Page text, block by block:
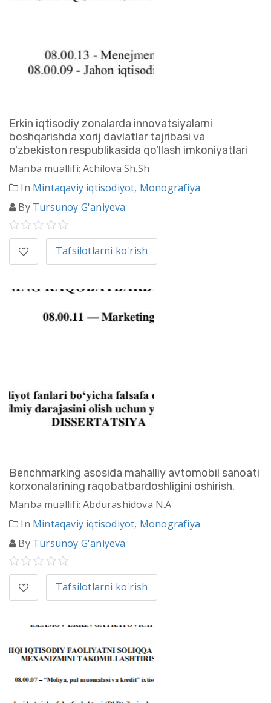
Erkin iqtisodiy zonalarda innovatsiyalarni
boshqarishda xorij davlatlar tajribasi va
o'zbekiston respublikasida qo'llash imkoniyatlari
Manba muallifi: Achilova Sh.Sh
In Mintaqaviy iqtisodiyot, Monografiya
By Tursunoy G'aniyeva
Tafsilotlarni ko'rish
Benchmarking asosida mahalliy avtomobil sanoati
korxonalarining raqobatbardoshligini oshirish.
Manba muallifi: Abdurashidova N.A
In Mintaqaviy iqtisodiyot, Monografiya
By Tursunoy G'aniyeva
Tafsilotlarni ko'rish